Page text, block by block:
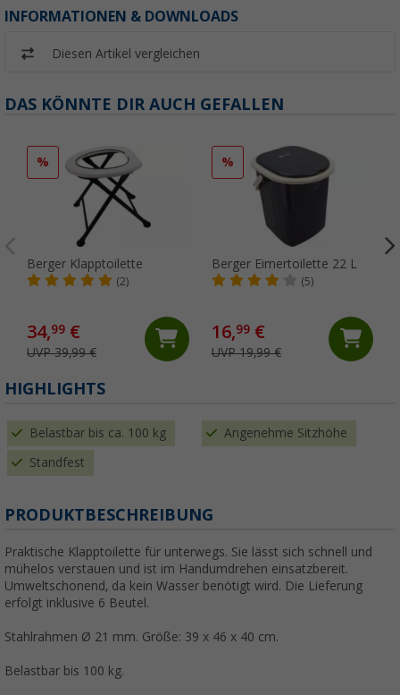
INFORMATIONEN & DOWNLOADS
Diesen Artikel vergleichen
DAS KÖNNTE DIR AUCH GEFALLEN
%
Berger Klapptoilette
(2)
34,99 €
UVP 39,99 €
%
Berger Eimertoilette 22 L
(5)
16,99€
UVP 19,99 €
HIGHLIGHTS
Belastbar bis ca. 100 kg Angenehme Sitzhöhe
Standfest
PRODUKTBESCHREIBUNG
Praktische Klapptoilette für unterwegs. Sie lässt sich schnell und
mühelos verstauen und ist im Handumdrehen einsatzbereit.
Umweltschonend, da kein Wasser benötigt wird. Die Lieferung
erfolgt inklusive 6 Beutel.
Stahlrahmen Ø 21 mm. Größe: 39 x 46 x 40 cm.
Belastbar bis 100 kg.